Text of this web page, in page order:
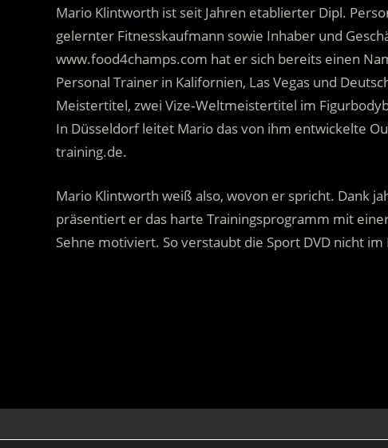
Mario Klintworth ist seit Jahren etablierter Dipl.
gelernter Fitnesskaufmann sowie Inhaber und
www.food4champs.com hat er sich bereits einen
Personal Trainer in Kalifornien, Las Vegas und
Meistertitel, zwei Vize‐Weltmeistertitel im
In Düsseldorf leitet Mario das von ihm entwickelte
training.de.
Mario Klintworth weiß also, wovon er spricht. Dank
präsentiert er das harte Trainingsprogramm mit
Sehne motiviert. So verstaubt die Sport DVD nicht